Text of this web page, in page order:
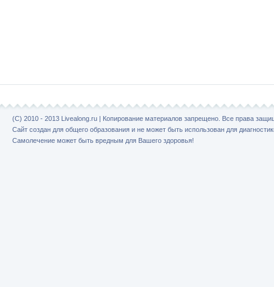
(C) 2010 - 2013 Livealong.ru | Копирование материалов запрещено. Все права
Сайт создан для общего образования и не может быть использован для
Самолечение может быть вредным для Вашего здоровья!